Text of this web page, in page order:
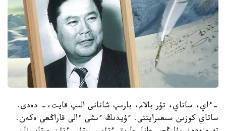
-ءاي، ساتاي، تۇر بالام، بارىپ شانانى الىپ قايت،- دەدى.
ساتاي كوزىن سىعىرايتتى. ءۇيدىڭ ءىشى ءالى قاراڭعى ەكەن.